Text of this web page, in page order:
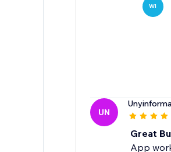
WI
UN
Great
App